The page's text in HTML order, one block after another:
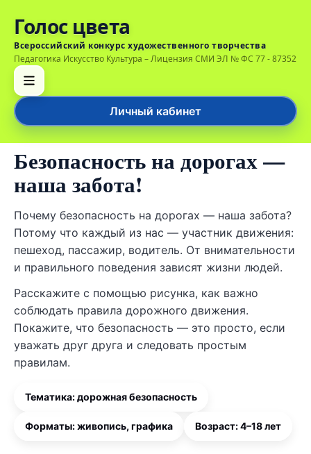
Голос цвета
Всероссийский конкурс художественного творчества
Педагогика Искусство Культура – Лицензия СМИ ЭЛ № ФС 77 - 87352
Личный кабинет
Безопасность на дорогах —
наша забота!
Почему безопасность на дорогах — наша забота?
Потому что каждый из нас — участник движения:
пешеход, пассажир, водитель. От внимательности
и правильного поведения зависят жизни людей.
Расскажите с помощью рисунка, как важно
соблюдать правила дорожного движения.
Покажите, что безопасность — это просто, если
уважать друг друга и следовать простым
правилам.
Тематика: дорожная безопасность
Форматы: живопись, графика Возраст: 4–18 лет